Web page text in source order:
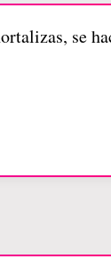
se